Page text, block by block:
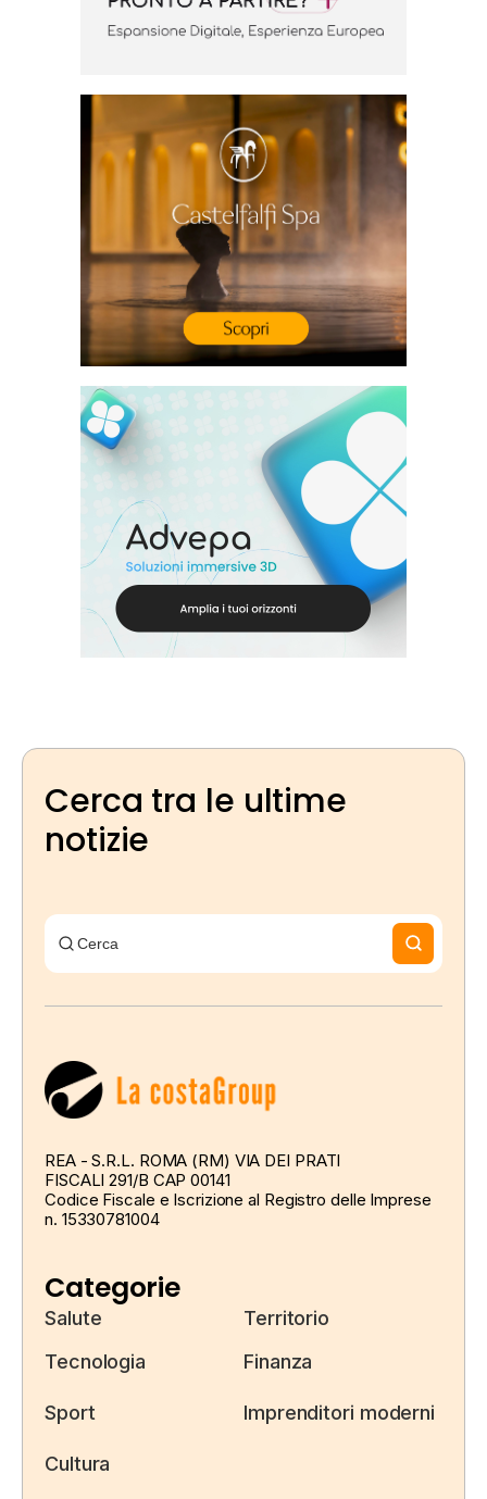
Cerca tra le ultime
notizie
REA - S.R.L. ROMA (RM) VIA DEI PRATI
FISCALI 291/B CAP 00141
Codice Fiscale e Iscrizione al Registro delle Imprese
n. 15330781004
Categorie
Salute
Tecnologia
Sport
Cultura
Territorio
Finanza
Imprenditori moderni